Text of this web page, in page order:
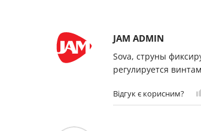
JAM ADMIN
Sova, струны
регулируется
Відгук є корисним?